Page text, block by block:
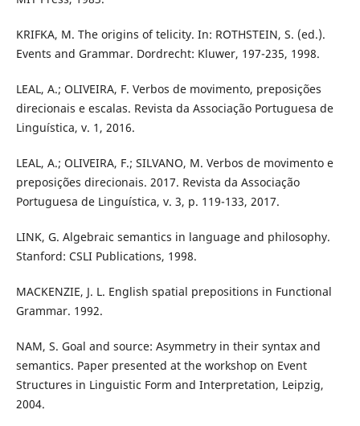
KRIFKA, M. The origins of telicity. In: ROTHSTEIN, S. (ed.).
Events and Grammar. Dordrecht: Kluwer, 197-235, 1998.
LEAL, A.; OLIVEIRA, F. Verbos de movimento, preposições
direcionais e escalas. Revista da Associação Portuguesa de
Linguística, v. 1, 2016.
LEAL, A.; OLIVEIRA, F.; SILVANO, M. Verbos de movimento e
preposições direcionais. 2017. Revista da Associação
Portuguesa de Linguística, v. 3, p. 119-133, 2017.
LINK, G. Algebraic semantics in language and philosophy.
Stanford: CSLI Publications, 1998.
MACKENZIE, J. L. English spatial prepositions in Functional
Grammar. 1992.
NAM, S. Goal and source: Asymmetry in their syntax and
semantics. Paper presented at the workshop on Event
Structures in Linguistic Form and Interpretation, Leipzig,
2004.